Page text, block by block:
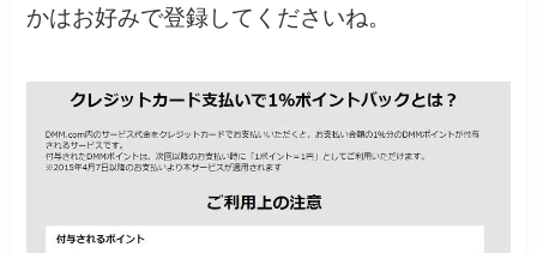
かはお好みで登録してくださいね。